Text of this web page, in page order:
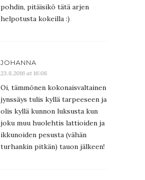
pohdin, pitäisikö tätä arjen
helpotusta kokeilla :)
JOHANNA
23.8.2016 at 16:08
Oi, tämmönen kokonaisvaltainen
jynssäys tulis kyllä tarpeeseen ja
olis kyllä kunnon luksusta kun
joku muu huolehtis lattioiden ja
ikkunoiden pesusta (vähän
turhankin pitkän) tauon jälkeen!